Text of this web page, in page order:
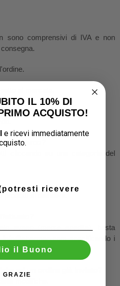
sono comprensivi di IVA e non
al mercato.
che cerco?
cliccando su una categoria del
si desidera.
evaso (merce spedita), basta
specificando i
ad un ordine già inviato?
modifiche.
IL 10% DI
ACQUISTO!
e ricevi immediatamente
ricevere
il Buono
GRAZIE